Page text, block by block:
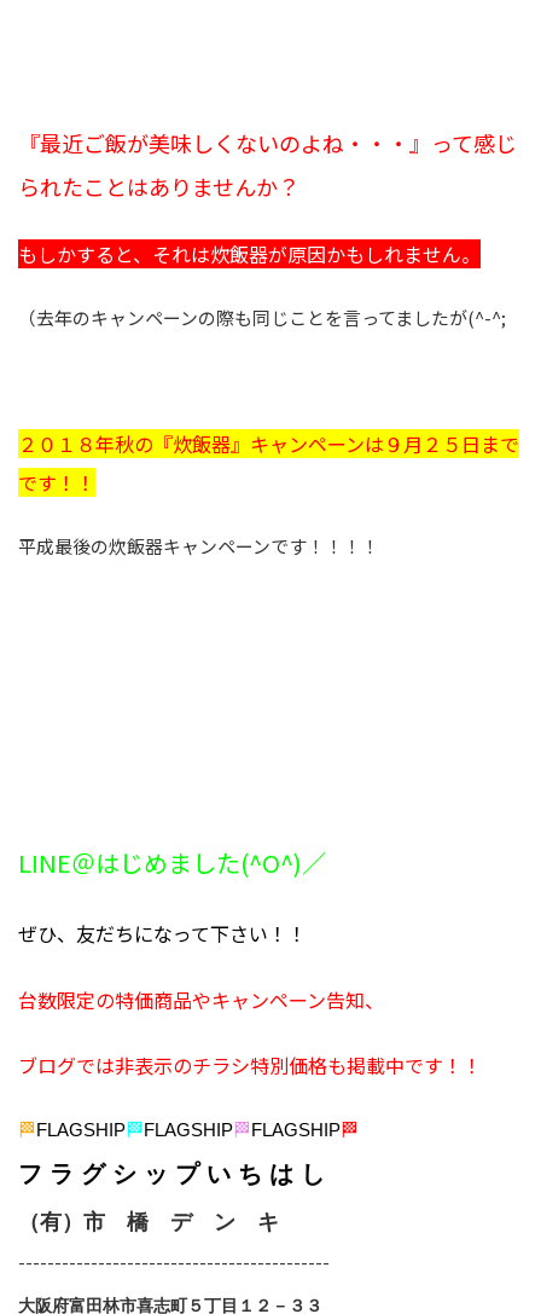
『最近ご飯が美味しくないのよね・・・』って感じ
られたことはありませんか？
もしかすると、それは炊飯器が原因かもしれません。
（去年のキャンペーンの際も同じことを言ってましたが(^-^;
２０１８年秋の『炊飯器』キャンペーンは９月２５日まで
です！！
平成最後の炊飯器キャンペーンです！！！！
LINE＠はじめました(^O^)／
ぜひ、友だちになって下さい！！
台数限定の特価商品やキャンペーン告知、
ブログでは非表示のチラシ特別価格も掲載中です！！
🏁 FLAGSHIP🏁 FLAGSHIP🏁 FLAGSHIP🏁
フ ラ グ シ ッ プ い ち は し
（有）市 橋 デ ン キ
-------------------------------------------
大阪府富田林市喜志町５丁目１２－３３